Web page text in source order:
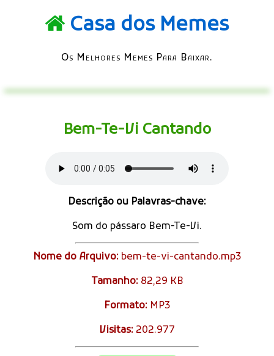
Casa dos Memes
Os Melhores Memes Para Baixar.
Bem-Te-Vi Cantando
Descrição ou Palavras-chave:
Som do pássaro Bem-Te-Vi.
Nome do Arquivo:bem-te-vi-cantando.mp3
Tamanho:82,29 KB
Formato:MP3
Visitas:202.977